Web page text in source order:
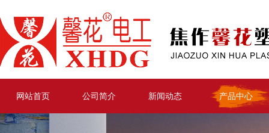
网站首页 公司简介 新闻动态 产品中心